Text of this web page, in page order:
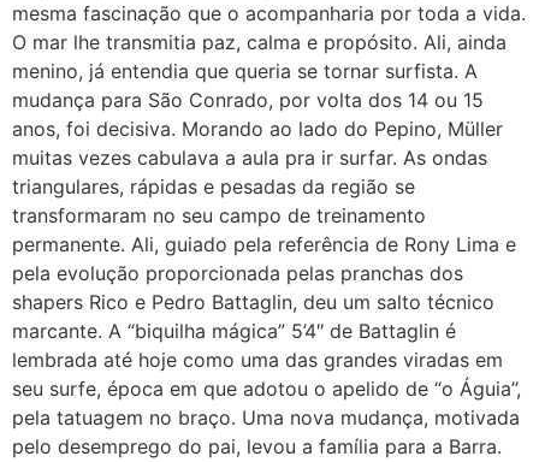
mesma fascinação que o acompanharia por toda a vida.
O mar lhe transmitia paz, calma e propósito. Ali, ainda
menino, já entendia que queria se tornar surfista. A
mudança para São Conrado, por volta dos 14 ou 15
anos, foi decisiva. Morando ao lado do Pepino, Müller
muitas vezes cabulava a aula pra ir surfar. As ondas
triangulares, rápidas e pesadas da região se
transformaram no seu campo de treinamento
permanente. Ali, guiado pela referência de Rony Lima e
pela evolução proporcionada pelas pranchas dos
shapers Rico e Pedro Battaglin, deu um salto técnico
marcante. A “biquilha mágica” 5’4″ de Battaglin é
lembrada até hoje como uma das grandes viradas em
seu surfe, época em que adotou o apelido de “o Águia”,
pela tatuagem no braço. Uma nova mudança, motivada
pelo desemprego do pai, levou a família para a Barra.